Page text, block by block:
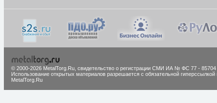
© 2000-2026 MetalTorg.Ru, cвидетельство о регистрации СМИ ИА № ФС 77 - 85704
Использование открытых материалов разрешается с обязательной гиперссылкой
MetalTorg.Ru